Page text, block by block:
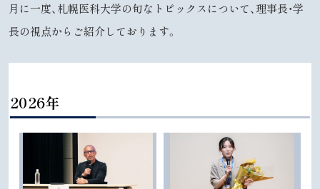
月に一度、札幌医科大学の旬なトピックスについて、理事長・学
長の視点からご紹介しております。
2026年